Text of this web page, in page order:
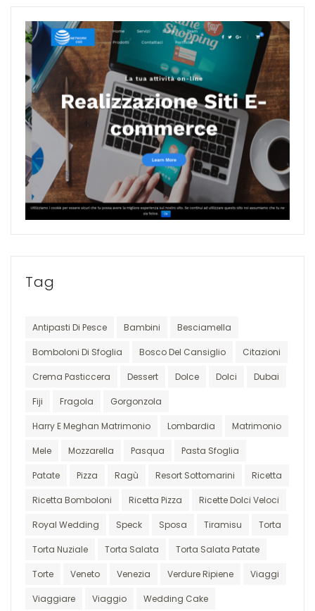
Tag
Antipasti Di Pesce Bambini Besciamella
Bomboloni Di Sfoglia Bosco Del Cansiglio Citazioni
Crema Pasticcera Dessert Dolce Dolci Dubai
Fiji Fragola Gorgonzola
Harry E Meghan Matrimonio Lombardia Matrimonio
Mele Mozzarella Pasqua Pasta Sfoglia
Patate Pizza Ragù Resort Sottomarini Ricetta
Ricetta Bomboloni Ricetta Pizza Ricette Dolci Veloci
Royal Wedding Speck Sposa Tiramisu Torta
Torta Nuziale Torta Salata Torta Salata Patate
Torte Veneto Venezia Verdure Ripiene Viaggi
Viaggiare Viaggio Wedding Cake